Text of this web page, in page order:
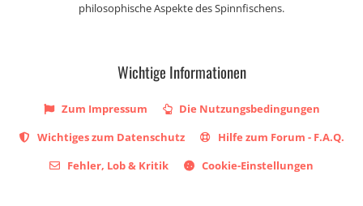
philosophische Aspekte des Spinnfischens.
Wichtige Informationen
Zum Impressum
Die Nutzungsbedingungen
Wichtiges zum Datenschutz
Hilfe zum Forum - F.A.Q.
Fehler, Lob & Kritik
Cookie-Einstellungen